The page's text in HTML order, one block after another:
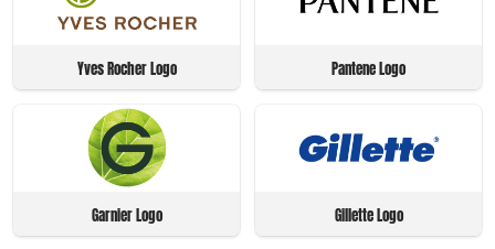
Yves Rocher Logo Pantene Logo
Garnier Logo Gillette Logo